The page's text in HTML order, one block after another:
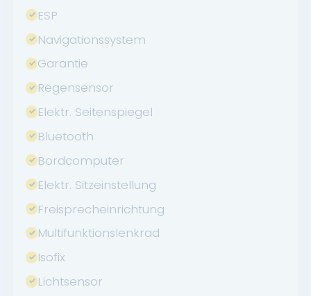
ESP
Navigationssystem
Garantie
Regensensor
Elektr. Seitenspiegel
Bluetooth
Bordcomputer
Elektr. Sitzeinstellung
Freisprecheinrichtung
Multifunktionslenkrad
Isofix
Lichtsensor